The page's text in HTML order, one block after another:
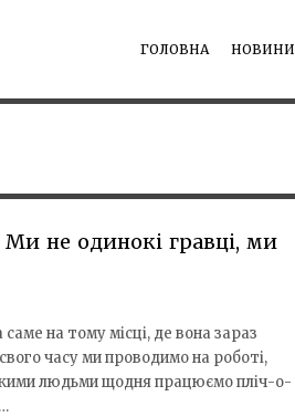
ГОЛОВНА НОВИНИ
Ми не одинокі гравці, ми
на тому місці, де вона зараз
часу ми проводимо на роботі,
людьми щодня працюємо пліч-о-